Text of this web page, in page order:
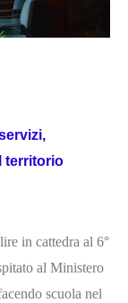
territorio
in cattedra al 6°
al Ministero
scuola nel